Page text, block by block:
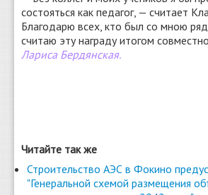
состояться как педагог, — считает
Благодарю всех, кто был со мною
считаю эту награду итогом
Лариса Бердянская.
Читайте так же
Строительство АЭС в Фокино
"Генеральной схемой размещения